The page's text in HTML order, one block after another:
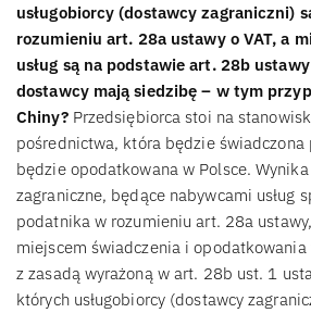
usługobiorcy (dostawcy zagraniczni)
rozumieniu art. 28a ustawy o VAT, a
usług są na podstawie art. 28b
dostawcy mają siedzibę – w tym
Chiny? Przedsiębiorca stoi na
pośrednictwa, która będzie świadczona
będzie opodatkowana w Polsce.
zagraniczne, będące nabywcami usług
podatnika w rozumieniu art. 28a
miejscem świadczenia i opodatkowania
z zasadą wyrażoną w art. 28b ust. 1
których usługobiorcy (dostawcy